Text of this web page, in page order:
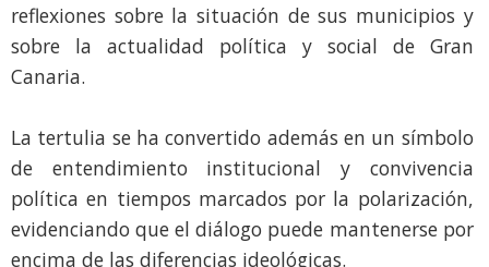
reflexiones sobre la situación de sus municipios y
sobre la actualidad política y social de Gran
Canaria.
La tertulia se ha convertido además en un símbolo
de entendimiento institucional y convivencia
política en tiempos marcados por la polarización,
evidenciando que el diálogo puede mantenerse por
encima de las diferencias ideológicas.